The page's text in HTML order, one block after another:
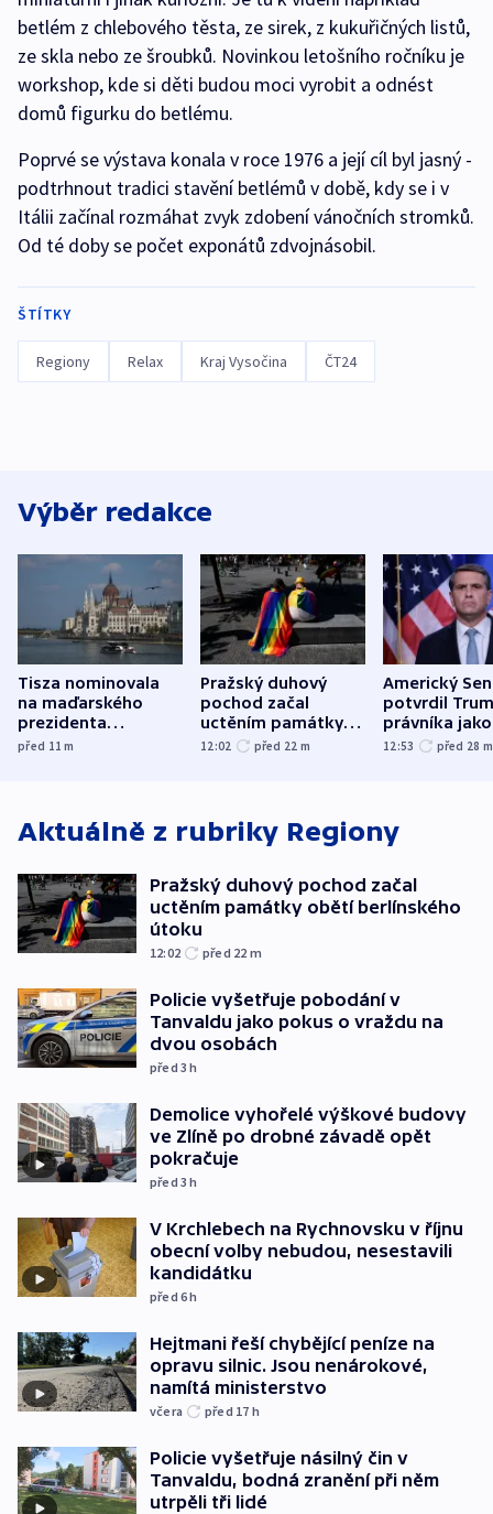
betlém z chlebového těsta, ze sirek, z kukuřičných listů,
ze skla nebo ze šroubků. Novinkou letošního ročníku je
workshop, kde si děti budou moci vyrobit a odnést
domů figurku do betlému.
Poprvé se výstava konala v roce 1976 a její cíl byl jasný -
podtrhnout tradici stavění betlémů v době, kdy se i v
Itálii začínal rozmáhat zvyk zdobení vánočních stromků.
Od té doby se počet exponátů zdvojnásobil.
ŠTÍTKY
Regiony Relax Kraj Vysočina ČT24
Výběr redakce
Tisza nominovala
na maďarského
prezidenta
bývalého šéfa
před 11m
Pražský duhový
pochod začal
uctěním památky
obětí berlínského
12:02 před 22 m
Americký
potvrdil
právníka jako
ministra
12:53 před 28 m
Aktuálně z rubriky Regiony
Pražský duhový pochod začal
uctěním památky obětí berlínského
útoku
12:02 před 22 m
Policie vyšetřuje pobodání v
Tanvaldu jako pokus o vraždu na
dvou osobách
před 3h
Demolice vyhořelé výškové budovy
ve Zlíně po drobné závadě opět
pokračuje
před 3h
V Krchlebech na Rychnovsku v říjnu
obecní volby nebudou, nesestavili
kandidátku
před 6h
Hejtmani řeší chybějící peníze na
opravu silnic. Jsou nenárokové,
namítá ministerstvo
včera před 17 h
Policie vyšetřuje násilný čin v
Tanvaldu, bodná zranění při něm
utrpěli tři lidé